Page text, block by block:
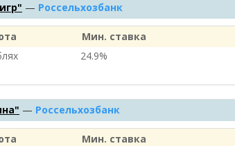
— Россельхозбанк
Мин. ставка
24.9%
— Россельхозбанк
Мин. ставка